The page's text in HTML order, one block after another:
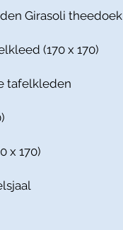
Girasoli theedoek
(170 x 170)
tafelkleden
x 170)